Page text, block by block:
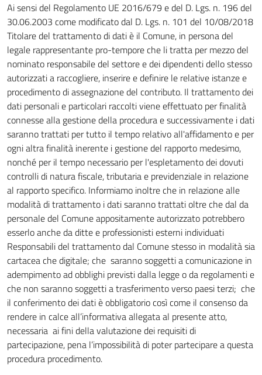
Ai sensi del Regolamento UE 2016/679 e del D. Lgs. n. 196 del
30.06.2003 come modificato dal D. Lgs. n. 101 del 10/08/2018
Titolare del trattamento di dati è il Comune, in persona del
legale rappresentante pro-tempore che li tratta per mezzo del
nominato responsabile del settore e dei dipendenti dello stesso
autorizzati a raccogliere, inserire e definire le relative istanze e
procedimento di assegnazione del contributo. Il trattamento dei
dati personali e particolari raccolti viene effettuato per finalità
connesse alla gestione della procedura e successivamente i dati
saranno trattati per tutto il tempo relativo all'affidamento e per
ogni altra finalità inerente i gestione del rapporto medesimo,
nonché per il tempo necessario per l'espletamento dei dovuti
controlli di natura fiscale, tributaria e previdenziale in relazione
al rapporto specifico. Informiamo inoltre che in relazione alle
modalità di trattamento i dati saranno trattati oltre che dal da
personale del Comune appositamente autorizzato potrebbero
esserlo anche da ditte e professionisti esterni individuati
Responsabili del trattamento dal Comune stesso in modalità sia
cartacea che digitale; che saranno soggetti a comunicazione in
adempimento ad obblighi previsti dalla legge o da regolamenti e
che non saranno soggetti a trasferimento verso paesi terzi; che
il conferimento dei dati è obbligatorio così come il consenso da
rendere in calce all’informativa allegata al presente atto,
necessaria ai fini della valutazione dei requisiti di
partecipazione, pena l’impossibilità di poter partecipare a questa
procedura procedimento.